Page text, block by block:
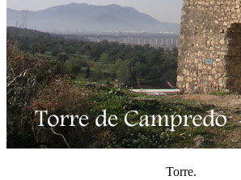
Torre.